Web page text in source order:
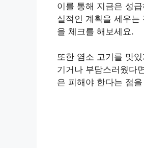
이를 통해 지금은 성
실적인 계획을 세우는
을 체크를 해보세요.
또한 염소 고기를 맛
기거나 부담스러웠다
은 피해야 한다는 점